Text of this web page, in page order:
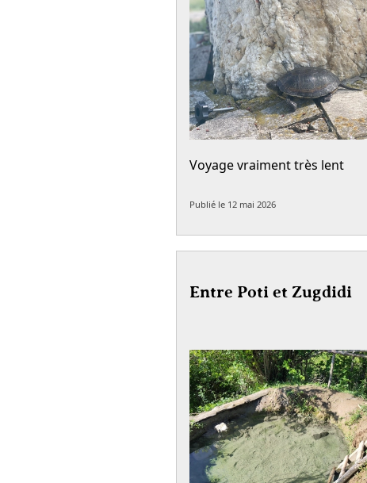
Voyage vraiment très lent
Publié le 12 mai 2026
Entre Poti et Zugdidi